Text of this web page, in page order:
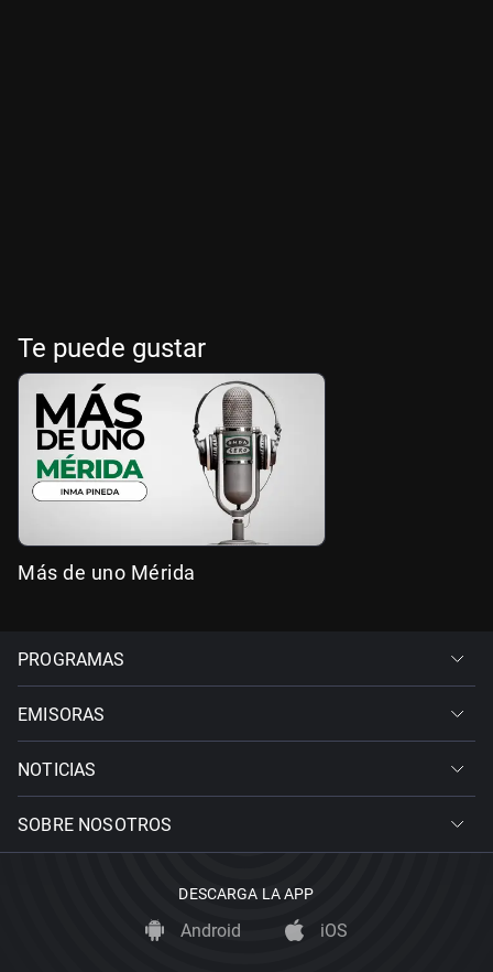
Te puede gustar
Más de uno Mérida
PROGRAMAS
EMISORAS
NOTICIAS
SOBRE NOSOTROS
DESCARGA LA APP
Android iOS